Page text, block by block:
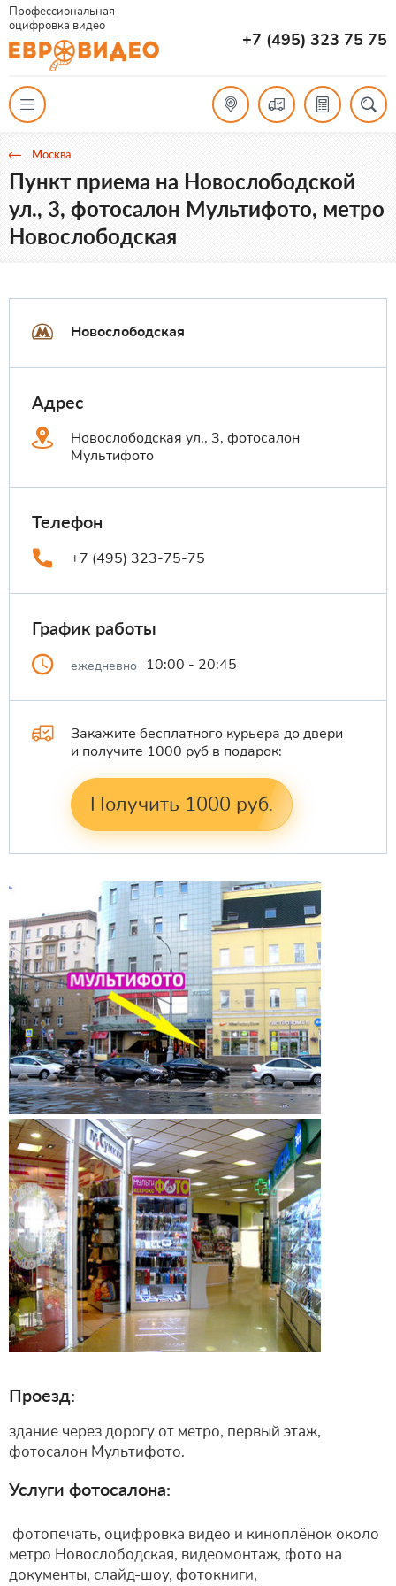
Профессиональная
оцифровка видео
+7 (495) 323 75 75
Москва
Пункт приема на Новослободской
ул., 3, фотосалон Мультифото, метро
Новослободская
Проезд:
здание через дорогу от метро, первый этаж,
фотосалон Мультифото.
Услуги фотосалона:
фотопечать, оцифровка видео и киноплёнок около
метро Новослободская, видеомонтаж, фото на
документы, слайд-шоу, фотокниги,
Новослободская
Адрес
Новослободская ул., 3, фотосалон
Мультифото
Телефон
+7 (495) 323-75-75
График работы
ежедневно 10:00 - 20:45
Закажите бесплатного курьера до двери
и получите 1000 руб в подарок:
Получить 1000 руб.